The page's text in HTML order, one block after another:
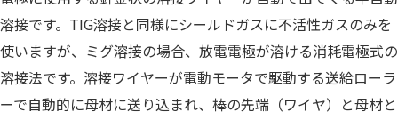
溶接です。TIG溶接と同様にシールドガスに不活性ガスのみを
使いますが、ミグ溶接の場合、放電電極が溶ける消耗電極式の
溶接法です。溶接ワイヤーが電動モータで駆動する送給ローラ
ーで自動的に母材に送り込まれ、棒の先端（ワイヤ）と母材と